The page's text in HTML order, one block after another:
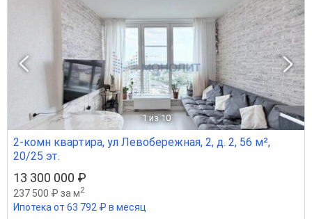
1 из 10
2-комн квартира, ул Левобережная, 2, д. 2, 56 м²,
20/25 эт.
13 300 000 ₽
237 500 ₽ за м2
Ипотека от 63 792 ₽ в месяц